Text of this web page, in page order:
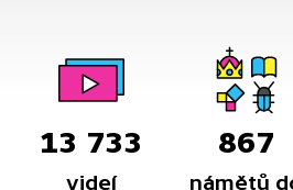
13 733
videí
867
námětů